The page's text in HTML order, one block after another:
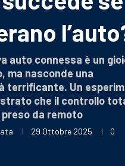
auto connessa è un
ma nasconde una
terrificante. Un
che il controllo
da remoto
29 Ottobre 2025 0